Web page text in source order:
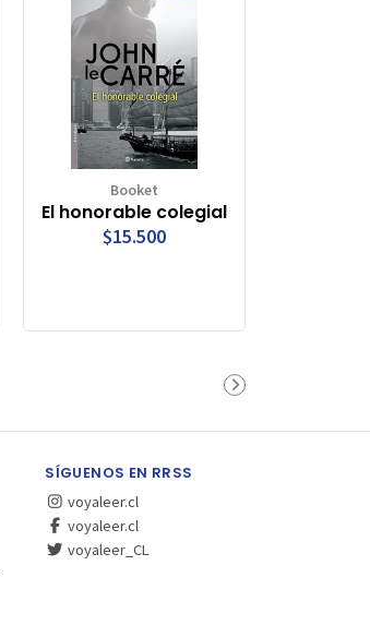
Booket
El honorable colegial
$15.500
SÍGUENOS EN RRSS
voyaleer.cl
voyaleer.cl
voyaleer_CL